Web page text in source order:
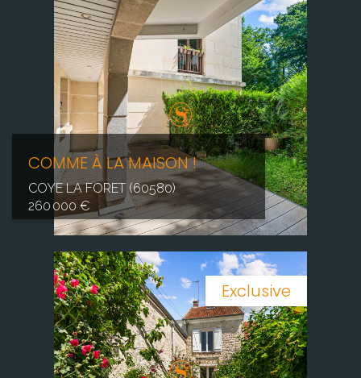
COMME À LA MAISON !
COYE LA FORET (60580)
260 000 €
Exclusive